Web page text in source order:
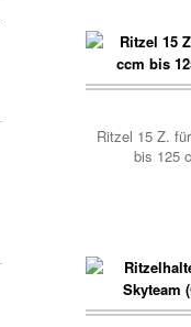
Ritzel 15 Z.
bis 125